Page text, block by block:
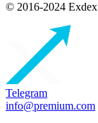
© 2016-2024 Exdex
Telegram
info@premium.com